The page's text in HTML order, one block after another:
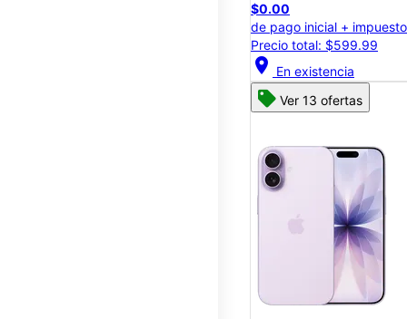
$0.00
de pago inicial +
Precio total: $599.99
location_on En existencia
Ver 13 ofertas